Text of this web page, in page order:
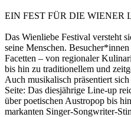
EIN FEST FÜR DIE WIENER
Das Wienliebe Festival versteht
seine Menschen.
Facetten – von regionaler
bis hin zu traditionellem und
Auch musikalisch präsentiert
Seite: Das diesjährige Line-up
über poetischen Austropop bis
markanten Singer-Songwriter-